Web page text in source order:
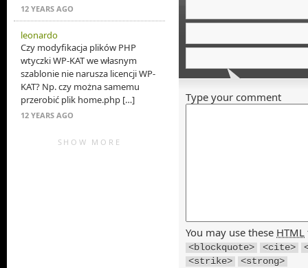
Type your comment
You may use these HTML
<blockquote> <cite>
<strike>
<strong>
12 YEARS AGO
leonardo
Czy modyfikacja plików PHP
wtyczki WP-KAT we własnym
szablonie nie narusza licencji WP-
KAT? Np. czy można samemu
przerobić plik home.php […]
12 YEARS AGO
SHOW MORE